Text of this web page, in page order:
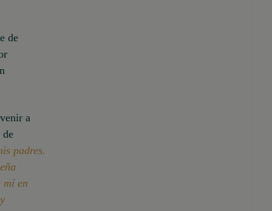
de
a
de
padres.
mí en